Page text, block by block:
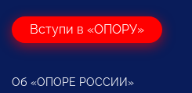
Вступи в «ОПОРУ»
Об «ОПОРЕ РОССИИ»